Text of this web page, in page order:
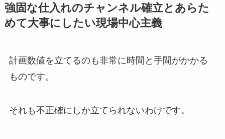
強固な仕入れのチャンネル確立とあらた
めて大事にしたい現場中心主義
計画数値を立てるのも非常に時間と手間がかかる
ものです。
それも不正確にしか立てられないわけです。